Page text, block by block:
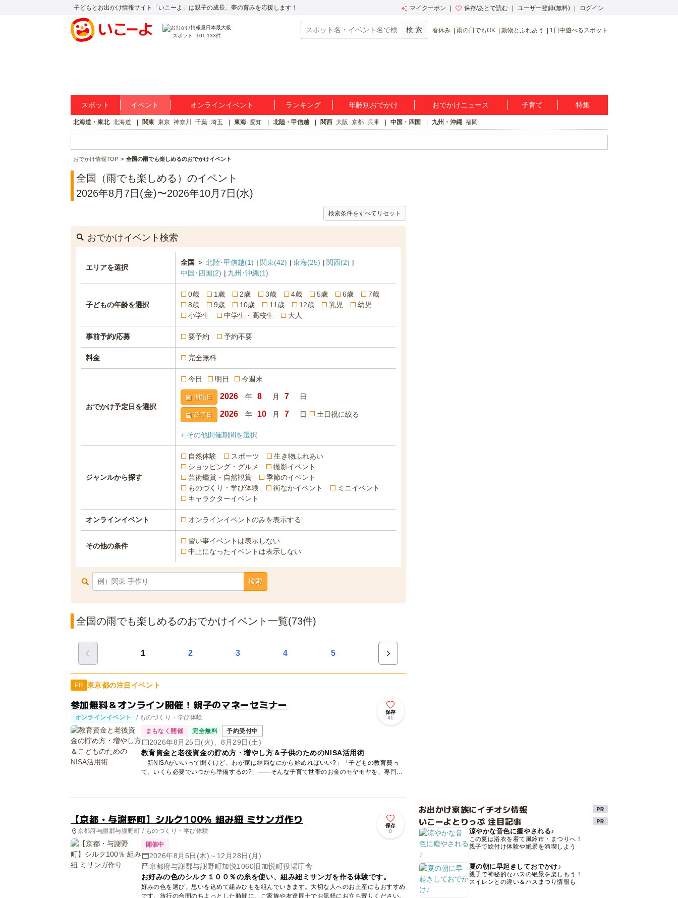
子どもとお出かけ情報サイト「いこーよ」は親子の成長、夢の育みを応援します！ マイクーポン 保存/あとで読む ユーザー登録(無料) ログイン
スポット 101,133件
春休み 雨の日でもOK 動物とふれあう 1日中遊べるスポット
スポット イベント オンラインイベント ランキング 年齢別おでかけ おでかけニュース 子育て 特集
北海道・東北 北海道 関東 東京 神奈川 千葉 埼玉 東海 愛知 北陸・甲信越 関西 大阪 京都 兵庫 中国・四国 九州・沖縄 福岡
おでかけ情報TOP 全国の雨でも楽しめるのおでかけイベント
全国（雨でも楽しめる）のイベント
2026年8月7日(金)〜2026年10月7日(水)
検索条件をすべてリセット
おでかけイベント検索
エリアを選択
全国 > 北陸･甲信越(1) 関東(42) 東海(25) 関西(2)
中国･四国(2) 九州･沖縄(1)
子どもの年齢を選択
0歳 1歳 2歳 3歳 4歳 5歳 6歳
7歳
8歳
9歳 10歳 11歳 12歳 乳児
幼児
小学生
中学生・高校生 大人
事前予約/応募 要予約 予約不要
料金 完全無料
おでかけ予定日を選択
今日 明日 今週末
開始日 年 月 日
終了日 年 月 日 土日祝に絞る
+ その他開催期間を選択
ジャンルから探す
自然体験 スポーツ
生き物ふれあい
ショッピング・グルメ
撮影イベント
芸術鑑賞・自然観賞
季節のイベント
ものづくり・学び体験
街なかイベント
ミニイベント
キャラクターイベント
オンラインイベント オンラインイベントのみを表示する
その他の条件
習い事イベントは表示しない
中止になったイベントは表示しない
検索
全国の雨でも楽しめるのおでかけイベント一覧(73件)
1 2 3 4 5
PR 東京都の注目イベント
参加無料＆オンライン開催！親子のマネーセミナー
オンラインイベント / ものづくり・学び体験
保存
41
まもなく開催 完全無料 予約受付中
2026年8月25日(火)、8月29日(土)
教育資金と老後資金の貯め方・増やし方＆子供のためのNISA活用術
「新NISAがいいって聞くけど、わが家は結局なにから始めればいい?」「子どもの教育費っ
て、いくら必要でいつから準備するの?」——そんな子育て世帯のお金のモヤモヤを、専門の
【京都・与謝野町】シルク100％ 組み紐 ミサンガ作り
京都府与謝郡与謝野町 / ものづくり・学び体験
保存
0
開催中
2026年8月6日(木)～12月28日(月)
京都府与謝郡与謝野町加悦1060旧加悦町役場庁舎
お好みの色のシルク１００％の糸を使い、組み紐ミサンガを作る体験です。
好みの色を選び、思いを込めて組みひもを組んでいきます。大切な人へのお土産にもおすすめ
です。旅行の合間のちよっとした時間に、ご家族や友達同士でお気軽にお立ち寄りください。
お出かけ家族にイチオシ情報
いこーよとりっぷ 注目記事
涼やかな音色に癒やされる♪
この夏は浴衣を着て風鈴市・まつりへ！
親子で絵付け体験や絶景を満喫しよう
夏の朝に早起きしておでかけ♪
親子で神秘的なハスの絶景を楽しもう！
スイレンとの違い＆ハスまつり情報も